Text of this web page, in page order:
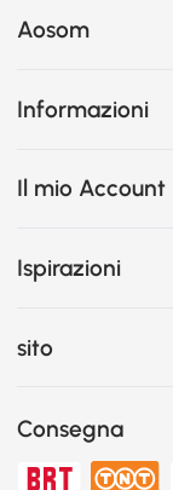
Aosom
Informazioni
Il mio Account
Ispirazioni
sito
Consegna